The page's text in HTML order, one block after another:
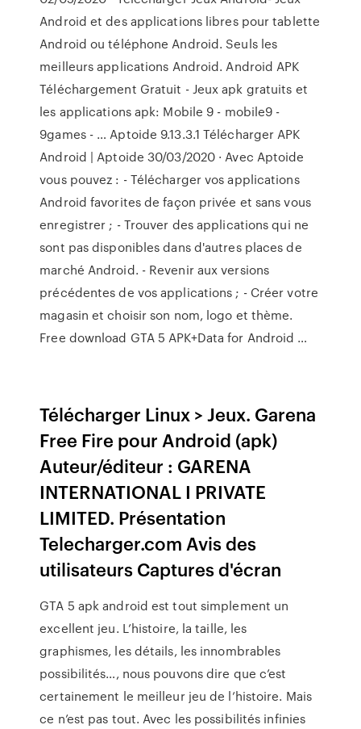
Android et des applications libres pour tablette
Android ou téléphone Android. Seuls les
meilleurs applications Android. Android APK
Téléchargement Gratuit - Jeux apk gratuits et
les applications apk: Mobile 9 - mobile9 -
9games - … Aptoide 9.13.3.1 Télécharger APK
Android | Aptoide 30/03/2020 · Avec Aptoide
vous pouvez : - Télécharger vos applications
Android favorites de façon privée et sans vous
enregistrer ; - Trouver des applications qui ne
sont pas disponibles dans d'autres places de
marché Android. - Revenir aux versions
précédentes de vos applications ; - Créer votre
magasin et choisir son nom, logo et thème.
Free download GTA 5 APK+Data for Android …
Télécharger Linux > Jeux. Garena
Free Fire pour Android (apk)
Auteur/éditeur : GARENA
INTERNATIONAL I PRIVATE
LIMITED. Présentation
Telecharger.com Avis des
utilisateurs Captures d'écran
GTA 5 apk android est tout simplement un
excellent jeu. L’histoire, la taille, les
graphismes, les détails, les innombrables
possibilités…, nous pouvons dire que c’est
certainement le meilleur jeu de l’histoire. Mais
ce n’est pas tout. Avec les possibilités infinies